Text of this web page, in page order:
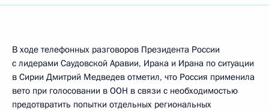
В ходе телефонных разговоров Президента России
с лидерами Саудовской Аравии, Ирака и Ирана по ситуации
в Сирии Дмитрий Медведев отметил, что Россия применила
вето при голосовании в ООН в связи с необходимостью
предотвратить попытки отдельных региональных